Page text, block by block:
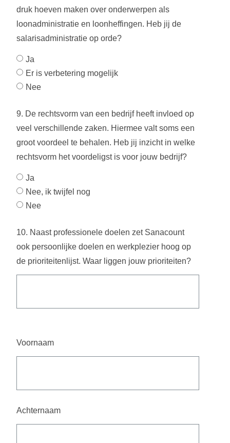
druk hoeven maken over onderwerpen als
loonadministratie en loonheffingen. Heb jij de
salarisadministratie op orde?
Ja
Er is verbetering mogelijk
Nee
9. De rechtsvorm van een bedrijf heeft invloed op
veel verschillende zaken. Hiermee valt soms een
groot voordeel te behalen. Heb jij inzicht in welke
rechtsvorm het voordeligst is voor jouw bedrijf?
Ja
Nee, ik twijfel nog
Nee
10. Naast professionele doelen zet Sanacount
ook persoonlijke doelen en werkplezier hoog op
de prioriteitenlijst. Waar liggen jouw prioriteiten?
Voornaam
Achternaam